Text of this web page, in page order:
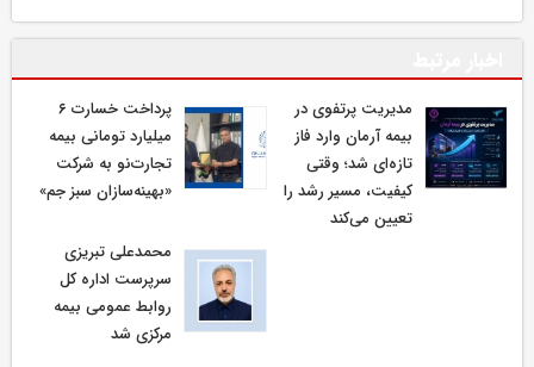
مدیریت پرتفوی در
بیمه آرمان وارد فاز
تازه‌ای شد؛ وقتی
کیفیت، مسیر رشد را
تعیین می‌کند
پرداخت خسارت ۶
میلیارد تومانی بیمه
تجارت‌نو به شرکت
«بهینه‌سازان سبز جم»
محمدعلی تبریزی
سرپرست اداره كل
روابط عمومی بیمه
مركزی شد